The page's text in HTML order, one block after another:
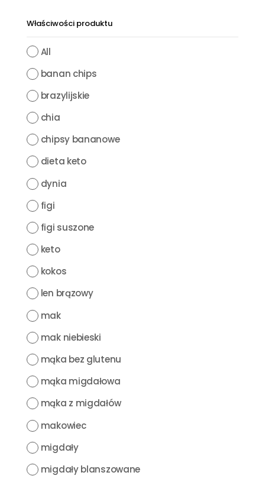
Właściwości produktu
All
banan chips
brazylijskie
chia
chipsy bananowe
dieta keto
dynia
figi
figi suszone
keto
kokos
len brązowy
mak
mak niebieski
mąka bez glutenu
mąka migdałowa
mąka z migdałów
makowiec
migdały
migdały blanszowane